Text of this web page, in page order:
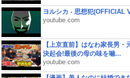
ヨルシカ - 思想犯(OFFICIAL
youtube.com
【上京直前】はなわ家長男・
決起会!最後の母の味を噛...
youtube.com